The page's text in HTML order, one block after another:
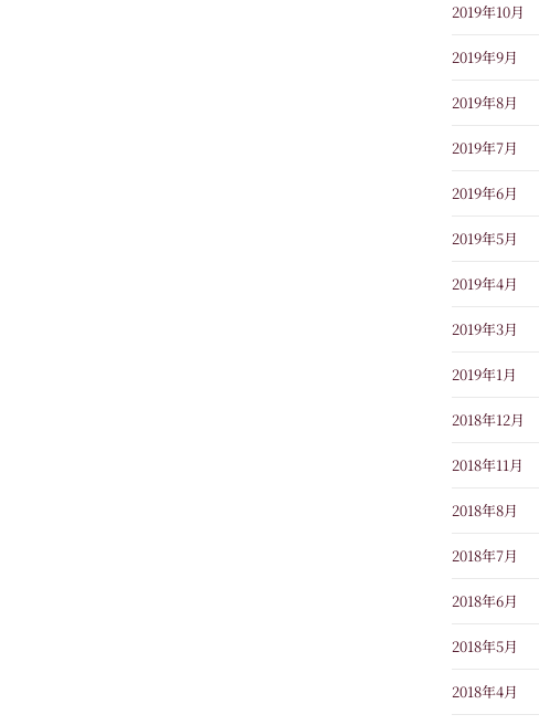
2019年10月
2019年9月
2019年8月
2019年7月
2019年6月
2019年5月
2019年4月
2019年3月
2019年1月
2018年12月
2018年11月
2018年8月
2018年7月
2018年6月
2018年5月
2018年4月